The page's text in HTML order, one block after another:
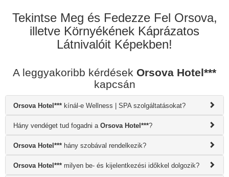
Tekintse Meg és Fedezze Fel Orsova,
illetve Környékének Káprázatos
Látnivalóit Képekben!
A leggyakoribb kérdések Orsova Hotel***
kapcsán
Orsova Hotel*** kínál-e Wellness | SPA szolgáltatásokat?
Hány vendéget tud fogadni a Orsova Hotel***?
Orsova Hotel*** hány szobával rendelkezik?
Orsova Hotel*** milyen be- és kijelentkezési időkkel dolgozik?